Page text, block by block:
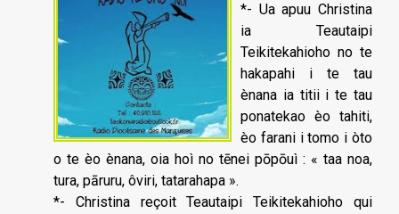
*- Ua apuu Christina
ia Teautaipi
Teikitekahioho no te
hakapahi i te tau
ènana ia titii i te tau
ponatekao èo tahiti,
èo farani i tomo i òto
o te èo ènana, oia hoì no tēnei pōpōuì : « taa noa,
tura, pāruru, ôviri, tatarahapa ».
*- Christina reçoit Teautaipi Teikitekahioho qui